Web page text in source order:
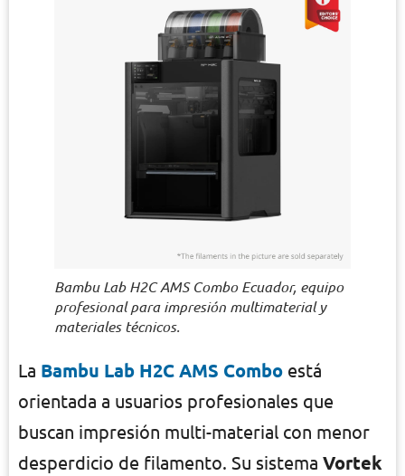
Bambu Lab H2C AMS Combo Ecuador, equipo
profesional para impresión multimaterial y
materiales técnicos.
La Bambu Lab H2C AMS Combo está
orientada a usuarios profesionales que
buscan impresión multi-material con menor
desperdicio de filamento. Su sistema Vortek